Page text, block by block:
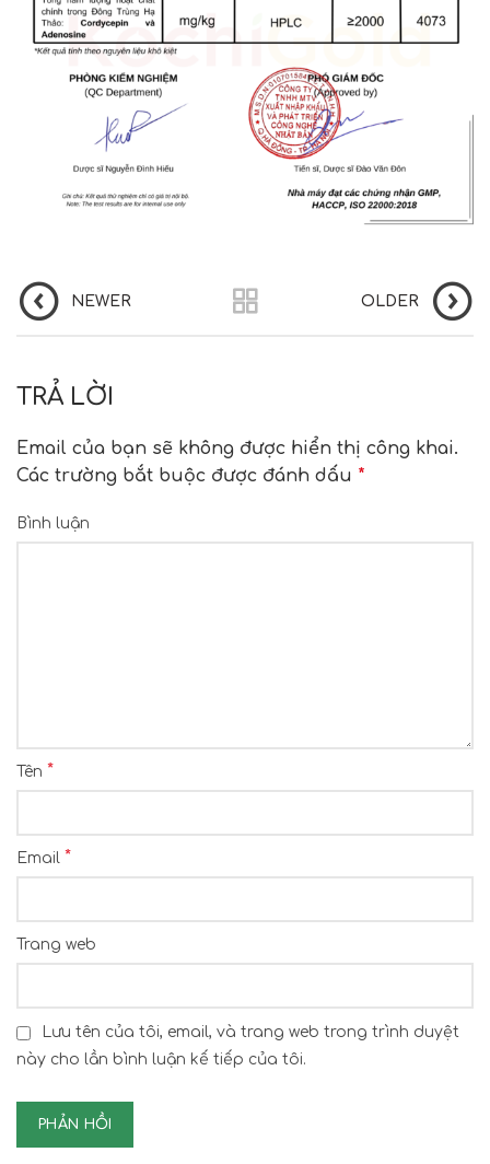
NEWER OLDER
TRẢ LỜI
Email của bạn sẽ không được hiển thị công khai.
Các trường bắt buộc được đánh dấu *
Bình luận
Tên *
Email *
Trang web
Lưu tên của tôi, email, và trang web trong trình duyệt
này cho lần bình luận kế tiếp của tôi.